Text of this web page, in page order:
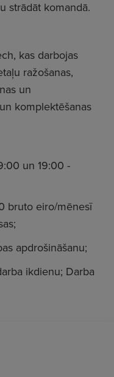
kas darbojas
ražošanas,
un
komplektēšanas
un 19:00 -
bruto eiro/mēnesī
apdrošināšanu;
ikdienu; Darba
strādāt komandā.